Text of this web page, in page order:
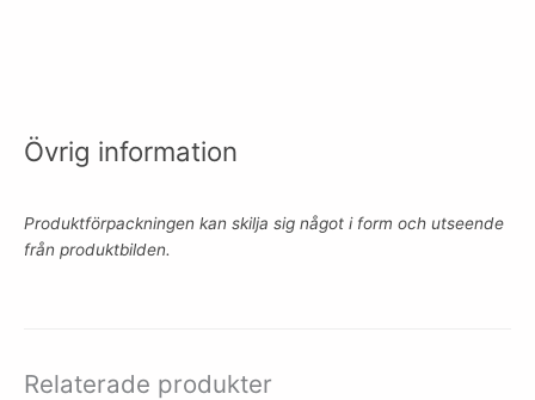
Övrig information
Produktförpackningen kan skilja sig något i form och utseende
från produktbilden.
Relaterade produkter